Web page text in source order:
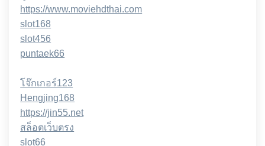
https://www.moviehdthai.com
slot168
slot456
puntaek66
โจ๊กเกอร์123
Hengjing168
https://jin55.net
สล็อตเว็บตรง
slot66